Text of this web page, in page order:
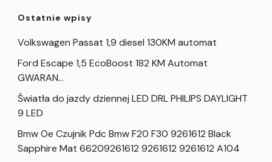
Ostatnie wpisy
Volkswagen Passat 1,9 diesel 130KM automat
Ford Escape 1,5 EcoBoost 182 KM Automat
GWARAN…
Światła do jazdy dziennej LED DRL PHILIPS DAYLIGHT
9 LED
Bmw Oe Czujnik Pdc Bmw F20 F30 9261612 Black
Sapphire Mat 66209261612 9261612 9261612 A104